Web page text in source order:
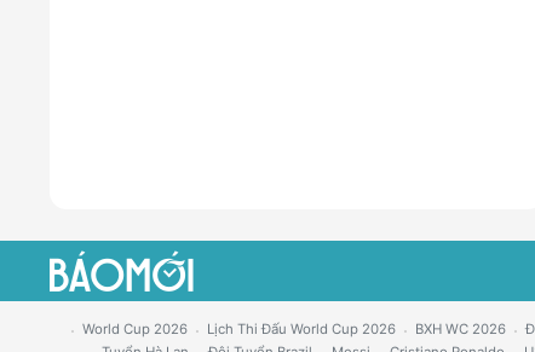
World Cup 2026 Lịch Thi Đấu World Cup 2026 BXH WC 2026